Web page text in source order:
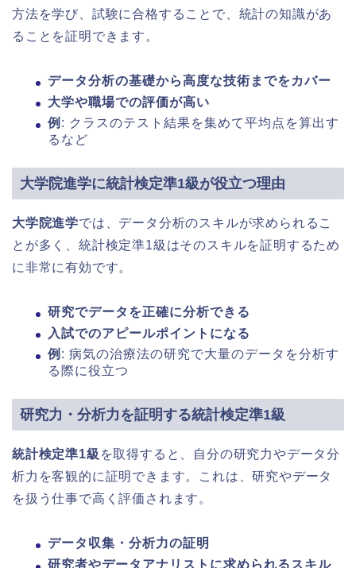
方法を学び、試験に合格することで、統計の知識があ
ることを証明できます。
データ分析の基礎から高度な技術までをカバー
大学や職場での評価が高い
例 : クラスのテスト結果を集めて平均点を算出す
るなど
大学院進学に統計検定準1級が役立つ理由
大学院進学では、データ分析のスキルが求められるこ
とが多く、統計検定準1級はそのスキルを証明するため
に非常に有効です。
研究でデータを正確に分析できる
入試でのアピールポイントになる
例 : 病気の治療法の研究で大量のデータを分析す
る際に役立つ
研究力・分析力を証明する統計検定準1級
統計検定準1級 を取得すると、自分の研究力やデータ分
析力を客観的に証明できます。これは、研究やデータ
を扱う仕事で高く評価されます。
データ収集・分析力の証明
研究者やデータアナリストに求められるスキル